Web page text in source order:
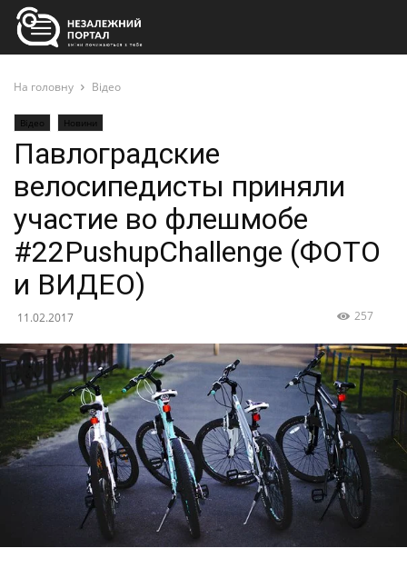
На головну Відео
Відео Новини
Павлоградские
велосипедисты приняли
участие во флешмобе
#22PushupChallenge (ФОТО
и ВИДЕО)
11.02.2017 257